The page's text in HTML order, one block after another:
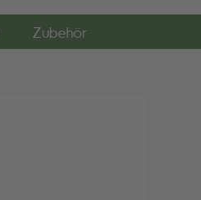
Zubehör